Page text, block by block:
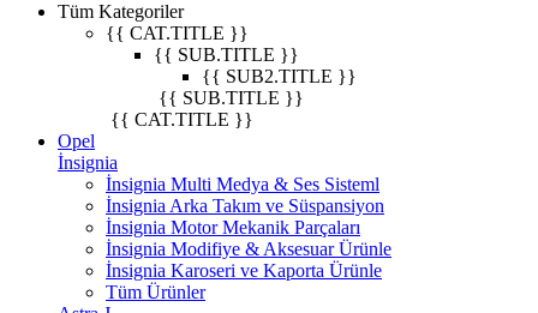
Tüm Kategoriler
{{ CAT.TITLE }}
{{ SUB.TITLE }}
{{ SUB2.TITLE }}
{{ SUB.TITLE }}
{{ CAT.TITLE }}
Opel
İnsignia
İnsignia Multi Medya & Ses Sisteml
İnsignia Arka Takım ve Süspansiyon
İnsignia Motor Mekanik Parçaları
İnsignia Modifiye & Aksesuar Ürünle
İnsignia Karoseri ve Kaporta Ürünle
Tüm Ürünler